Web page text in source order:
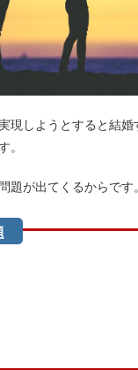
現しようとすると結婚
。
題が出てくるからです。